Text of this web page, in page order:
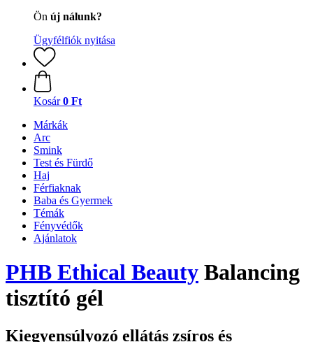
Ön új nálunk?
Ügyfélfiók nyitása
Kosár 0 Ft
Márkák
Arc
Smink
Test és Fürdő
Haj
Férfiaknak
Baba és Gyermek
Témák
Fényvédők
Ajánlatok
PHB Ethical Beauty Balancing
tisztító gél
Kiegyensúlyozó ellátás zsíros és